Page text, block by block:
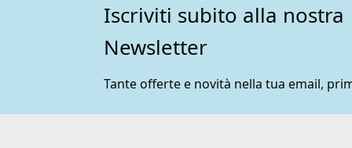
Iscriviti subito alla nostra
Newsletter
Tante offerte e novità nella tua email,